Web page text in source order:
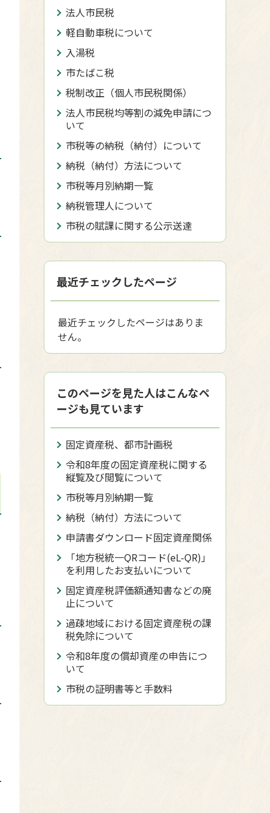
法人市民税
軽自動車税について
入湯税
市たばこ税
税制改正（個人市民税関係）
法人市民税均等割の減免申請につ
いて
市税等の納税（納付）について
納税（納付）方法について
市税等月別納期一覧
納税管理人について
市税の賦課に関する公示送達
最近チェックしたページ
最近チェックしたページはありま
せん。
このページを見た人はこんなペ
ージも見ています
固定資産税、都市計画税
令和8年度の固定資産税に関する
縦覧及び閲覧について
市税等月別納期一覧
納税（納付）方法について
申請書ダウンロード固定資産関係
「地方税統一QRコード(eL-QR)」
を利用したお支払いについて
固定資産税評価額通知書などの廃
止について
過疎地域における固定資産税の課
税免除について
令和8年度の償却資産の申告につ
いて
市税の証明書等と手数料